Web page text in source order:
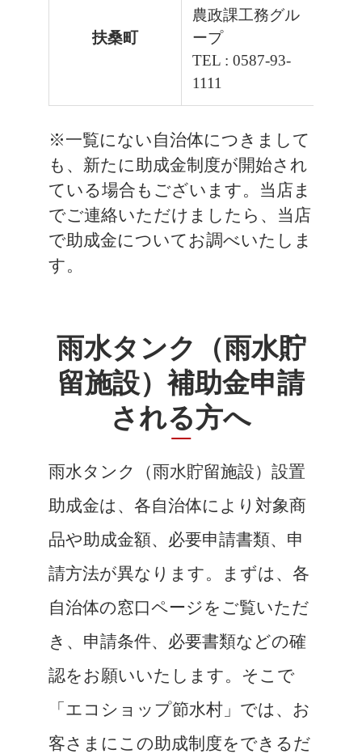
扶桑町
農政課工務グル
ープ
TEL : 0587-93-
1111
※一覧にない自治体につきまして
も、新たに助成金制度が開始され
ている場合もございます。当店ま
でご連絡いただけましたら、当店
で助成金についてお調べいたしま
す。
雨水タンク（雨水貯
留施設）補助金申請
される方へ
雨水タンク（雨水貯留施設）設置
助成金は、各自治体により対象商
品や助成金額、必要申請書類、申
請方法が異なります。まずは、各
自治体の窓口ページをご覧いただ
き、申請条件、必要書類などの確
認をお願いいたします。そこで
「エコショップ節水村」では、お
客さまにこの助成制度をできるだ